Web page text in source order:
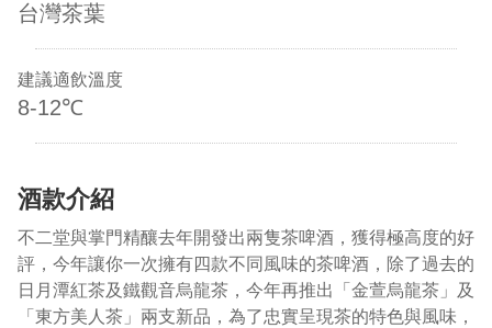
台灣茶葉
建議適飲溫度
8-12℃
酒款介紹
不二堂與掌門精釀去年開發出兩隻茶啤酒，獲得極高度的好
評，今年讓你一次擁有四款不同風味的茶啤酒，除了過去的
日月潭紅茶及鐵觀音烏龍茶，今年再推出「金萱烏龍茶」及
「東方美人茶」兩支新品，為了忠實呈現茶的特色與風味，